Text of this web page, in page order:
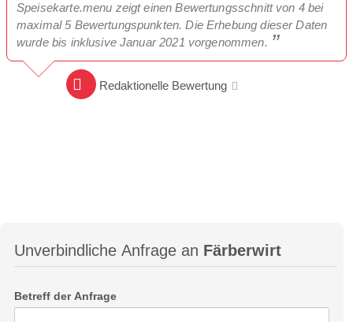
Speisekarte.menu zeigt einen Bewertungsschnitt von 4 bei
maximal 5 Bewertungspunkten. Die Erhebung dieser Daten
wurde bis inklusive Januar 2021 vorgenommen.
Redaktionelle Bewertung
Unverbindliche Anfrage an Färberwirt
Betreff der Anfrage